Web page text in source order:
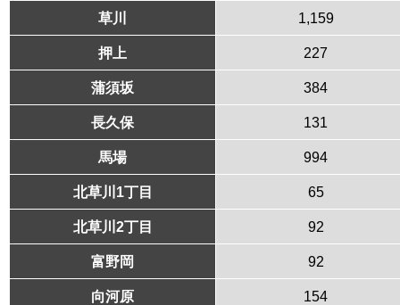
草川 1,159
押上 227
蒲須坂 384
長久保 131
馬場 994
北草川1丁目 65
北草川2丁目 92
富野岡 92
向河原 154